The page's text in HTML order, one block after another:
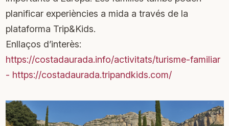
planificar experiències a mida a través de la
plataforma Trip&Kids.
Enllaços d’interès:
https://costadaurada.info/activitats/turisme-familiar
- https://costadaurada.tripandkids.com/